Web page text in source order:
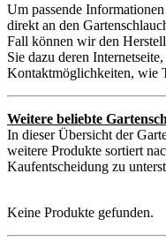
Um passende
direkt an den
Fall können wir den
Sie dazu deren
Kontaktmöglichkeiten, wie
Weitere beliebte
In dieser Übersicht der
weitere Produkte sortiert
Kaufentscheidung zu
Keine Produkte gefunden.